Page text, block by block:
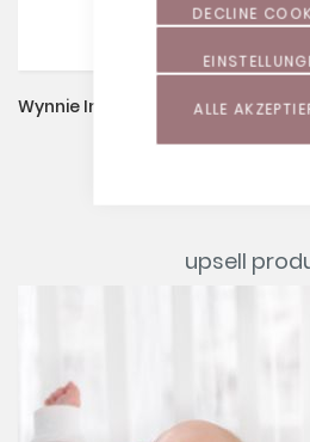
ALLE
DECLINE
Wynnie Incl. Taie, Dessin 42 Jersey
upsell